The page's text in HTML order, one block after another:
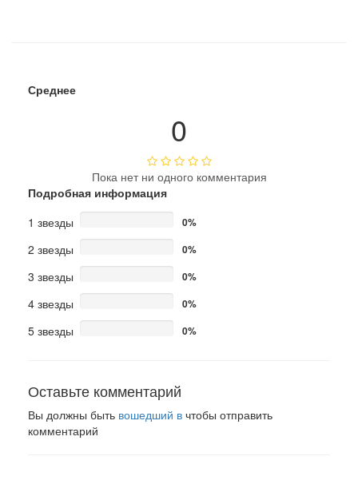
Среднее
0
Пока нет ни одного комментария
Подробная информация
1 звезды
0%
2 звезды 0%
3 звезды 0%
4 звезды 0%
5 звезды 0%
Оставьте комментарий
Вы должны быть вошедший в чтобы отправить
комментарий